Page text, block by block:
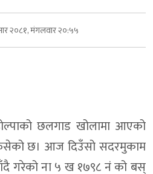
२०८१, मंगलवार २०:५५
छलगाड खोलामा आएको
फसेको छ। आज दिउँसो सदरमुकाम
गरेको ना ५ ख १७९८ नं को बस्